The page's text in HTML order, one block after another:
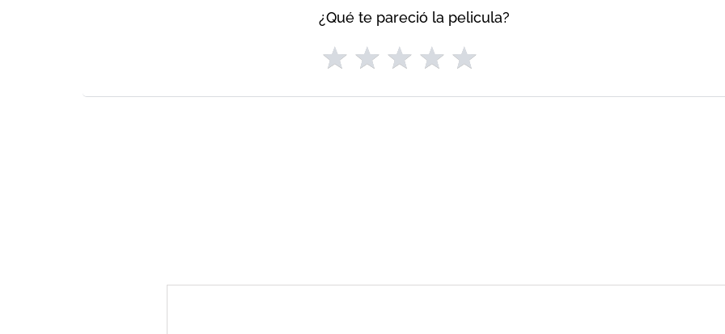
¿Qué te pareció la pelicula?